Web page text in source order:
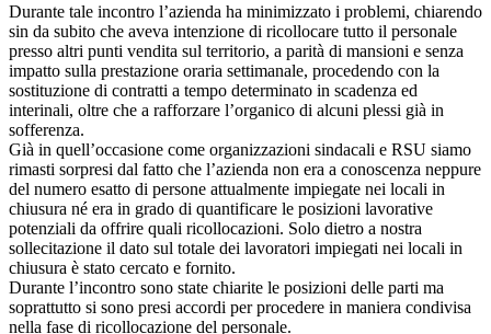
Durante tale incontro l’azienda ha minimizzato i problemi, chiarendo
sin da subito che aveva intenzione di ricollocare tutto il personale
presso altri punti vendita sul territorio, a parità di mansioni e senza
impatto sulla prestazione oraria settimanale, procedendo con la
sostituzione di contratti a tempo determinato in scadenza ed
interinali, oltre che a rafforzare l’organico di alcuni plessi già in
sofferenza.
Già in quell’occasione come organizzazioni sindacali e RSU siamo
rimasti sorpresi dal fatto che l’azienda non era a conoscenza neppure
del numero esatto di persone attualmente impiegate nei locali in
chiusura né era in grado di quantificare le posizioni lavorative
potenziali da offrire quali ricollocazioni. Solo dietro a nostra
sollecitazione il dato sul totale dei lavoratori impiegati nei locali in
chiusura è stato cercato e fornito.
Durante l’incontro sono state chiarite le posizioni delle parti ma
soprattutto si sono presi accordi per procedere in maniera condivisa
nella fase di ricollocazione del personale.